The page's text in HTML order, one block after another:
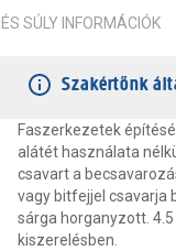
SÚLY INFORMÁCIÓK
Szakértőnk
Faszerkezetek
alátét használata
csavart a
vagy bitfejjel csavarja
sárga horganyzott.
kiszerelésben.